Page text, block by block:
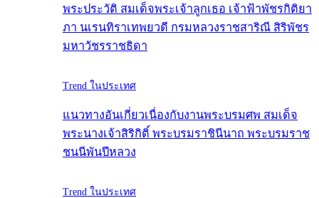
พระประวัติ สมเด็จพระเจ้าลูกเธอ เจ้าฟ้าพัชรกิติยา
ภา นเรนทิราเทพยวดี กรมหลวงราชสาริณี สิริพัชร
มหาวัชรราชธิดา
Trend ในประเทศ
แนวทางอันเกี่ยวเนื่องกับงานพระบรมศพ สมเด็จ
พระนางเจ้าสิริกิติ์ พระบรมราชินีนาถ พระบรมราช
ชนนีพันปีหลวง
Trend ในประเทศ